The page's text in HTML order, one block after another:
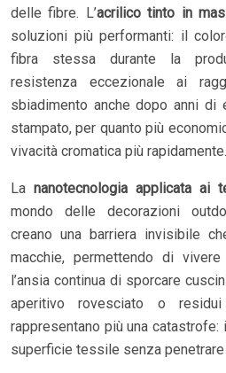
delle fibre. L’acrilico tinto in
soluzioni più performanti: il
fibra stessa durante la
resistenza eccezionale ai
sbiadimento anche dopo anni
stampato, per quanto più
vivacità cromatica più rapidamente.
La nanotecnologia applicata ai
mondo delle decorazioni
creano una barriera invisibile
macchie, permettendo di
l’ansia continua di sporcare
aperitivo rovesciato o
rappresentano più una
superficie tessile senza